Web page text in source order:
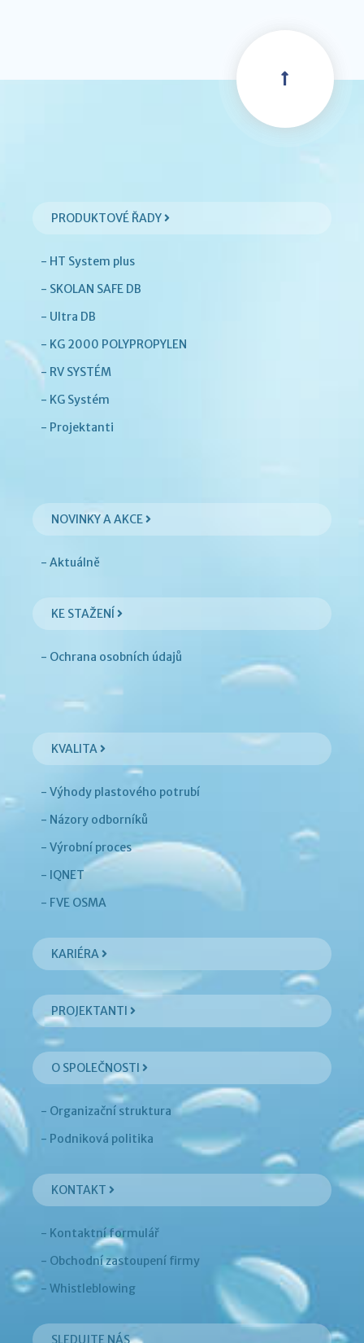
PRODUKTOVÉ ŘADY
- HT System plus
- SKOLAN SAFE DB
- Ultra DB
- KG 2000 POLYPROPYLEN
- RV SYSTÉM
- KG Systém
- Projektanti
NOVINKY A AKCE
- Aktuálně
KE STAŽENÍ
- Ochrana osobních údajů
KVALITA
- Výhody plastového potrubí
- Názory odborníků
- Výrobní proces
- IQNET
- FVE OSMA
KARIÉRA
PROJEKTANTI
O SPOLEČNOSTI
- Organizační struktura
- Podniková politika
KONTAKT
- Kontaktní formulář
- Obchodní zastoupení firmy
- Whistleblowing
SLEDUJTE NÁS